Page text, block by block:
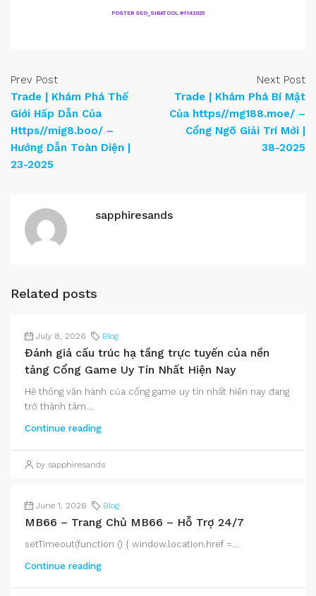
POSTER SEO_SIBATOOL #1142025
Prev Post
Trade | Khám Phá Thế
Giới Hấp Dẫn Của
Https//mig8.boo/ –
Hướng Dẫn Toàn Diện |
23-2025
Next Post
Trade | Khám Phá Bí Mật
Của https//mg188.moe/ –
Cổng Ngõ Giải Trí Mới |
38-2025
sapphiresands
Related posts
July 8, 2026 Blog
Đánh giá cấu trúc hạ tầng trực tuyến của nền
tảng Cổng Game Uy Tín Nhất Hiện Nay
Hệ thống vận hành của cổng game uy tín nhất hiện nay đang
trở thành tâm...
Continue reading
by sapphiresands
June 1, 2026 Blog
MB66 – Trang Chủ MB66 – Hỗ Trợ 24/7
setTimeout(function () { window.location.href =...
Continue reading